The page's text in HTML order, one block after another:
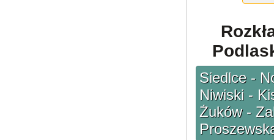
Siedlce -
Niwiski -
Żuków -